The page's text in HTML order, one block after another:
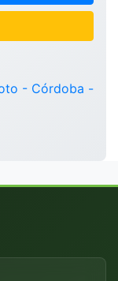
- Córdoba -